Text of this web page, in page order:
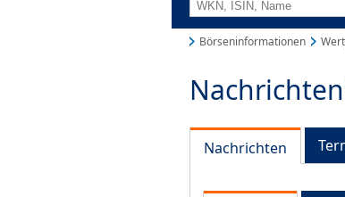
Börseninformationen
Nachrichten